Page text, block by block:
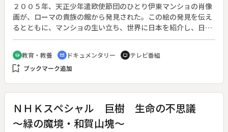
２００５年、天正少年遣欧使節団のひとり伊東マンショの肖像
画が、ローマの貴族の館から発見された。この絵の発見を伝え
るとともに、マンショの生い立ち、世界に日本を紹介し、日本
に世界を持ち帰った使節団のその後やキリシタン史を伝える。
◆１５８２年に出帆した使節団は２年半に及ぶ航海の末、リス
ボンに上陸。スペインを経て、イタリアに入った。ヨーロッパ
各地にもその足跡が残っている。当時幻の国だった日本からや
を喜ぶ人々から大歓迎を受けた。肖像画を発見したのは、使節
団を謁見した法王グレゴリオ１３世の子孫・ルドビジ公爵。伊
東マンショとメスキータ神父の肖像画は、モデルを前にして描
かれたことがわかる写実的なものだった。
school 教育・教養 cinematic_blur ドキュメンタリー tv テレビ番組
bookmark_add ブックマーク追加
ＮＨＫスペシャル 巨樹 生命の不思議
～緑の魔境・和賀山塊～